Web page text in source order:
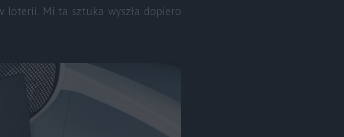
loterii. Mi ta sztuka wyszła dopiero